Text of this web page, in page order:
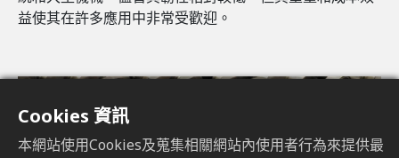
益使其在許多應用中非常受歡迎。
Cookies 資訊
本網站使用Cookies及蒐集相關網站內使用者行為來提供最